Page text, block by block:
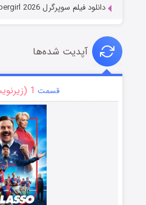
دانلود فیلم سوپرگرل Supergirl 2026
آپدیت شده‌ها
قسمت 1 (زیرنویس)